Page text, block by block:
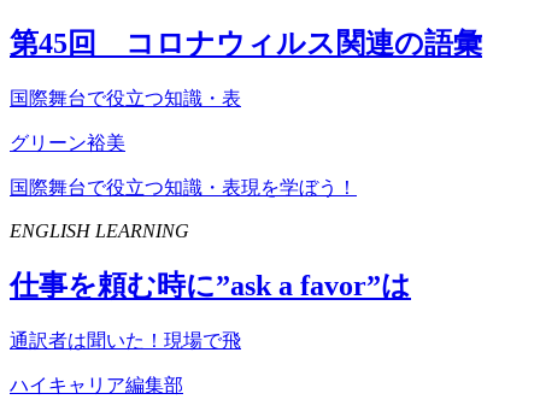
第45回 コロナウィルス関連の語彙
国際舞台で役立つ知識・表
グリーン裕美
国際舞台で役立つ知識・表現を学ぼう！
ENGLISH LEARNING
仕事を頼む時に”ask a favor”は
通訳者は聞いた！現場で飛
ハイキャリア編集部